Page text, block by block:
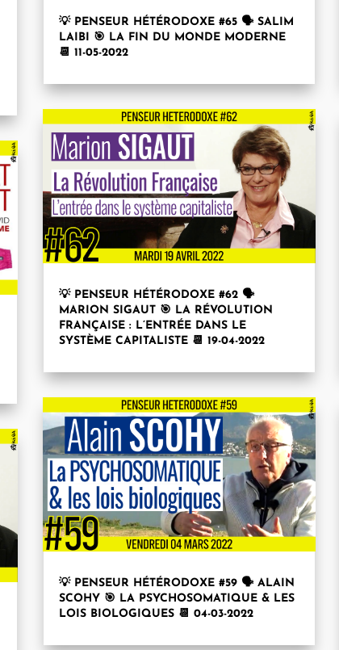
💡 PENSEUR HÉTÉRODOXE #65 🗣 SALIM
LAIBI 🎯 LA FIN DU MONDE MODERNE
📆 11-05-2022
💡 PENSEUR HÉTÉRODOXE #62 🗣
MARION SIGAUT 🎯 LA RÉVOLUTION
FRANÇAISE : L’ENTRÉE DANS LE
SYSTÈME CAPITALISTE 📆 19-04-2022
💡 PENSEUR HÉTÉRODOXE #59 🗣 ALAIN
SCOHY 🎯 LA PSYCHOSOMATIQUE & LES
LOIS BIOLOGIQUES 📆 04-03-2022